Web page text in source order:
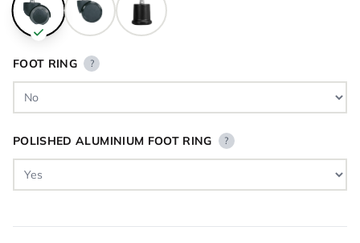
FOOT RING ?
POLISHED ALUMINIUM FOOT RING ?